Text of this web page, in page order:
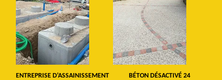
ENTREPRISE D'ASSAINISSEMENT BÉTON DÉSACTIVÉ 24